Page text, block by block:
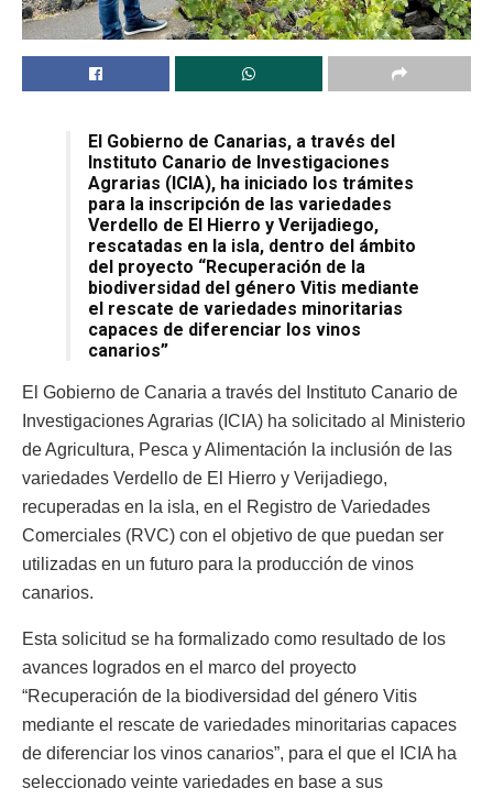
El Gobierno de Canarias, a través del
Instituto Canario de Investigaciones
Agrarias (ICIA), ha iniciado los trámites
para la inscripción de las variedades
Verdello de El Hierro y Verijadiego,
rescatadas en la isla, dentro del ámbito
del proyecto “Recuperación de la
biodiversidad del género Vitis mediante
el rescate de variedades minoritarias
capaces de diferenciar los vinos
canarios”
El Gobierno de Canaria a través del Instituto Canario de
Investigaciones Agrarias (ICIA) ha solicitado al Ministerio
de Agricultura, Pesca y Alimentación la inclusión de las
variedades Verdello de El Hierro y Verijadiego,
recuperadas en la isla, en el Registro de Variedades
Comerciales (RVC) con el objetivo de que puedan ser
utilizadas en un futuro para la producción de vinos
canarios.
Esta solicitud se ha formalizado como resultado de los
avances logrados en el marco del proyecto
“Recuperación de la biodiversidad del género Vitis
mediante el rescate de variedades minoritarias capaces
de diferenciar los vinos canarios”, para el que el ICIA ha
seleccionado veinte variedades en base a sus